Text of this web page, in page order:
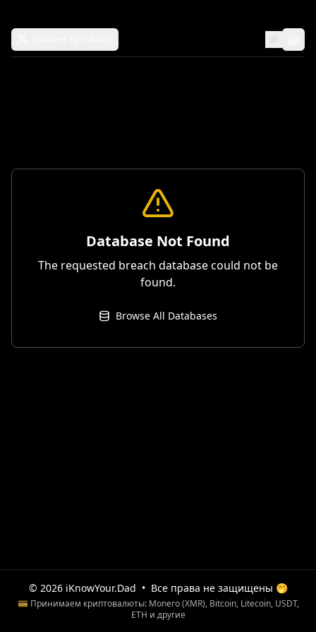
Database Not Found
The requested breach database could not be
found.
Browse All Databases
© 2026 iKnowYour.Dad • Все права не защищены 🤭
💳 Принимаем криптовалюты: Monero (XMR), Bitcoin, Litecoin, USDT,
ETH и другие